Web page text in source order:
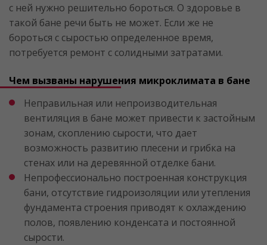
с ней нужно решительно бороться. О здоровье в
такой бане речи быть не может. Если же не
бороться с сыростью определенное время,
потребуется ремонт с солидными затратами.
Чем вызваны нарушения микроклимата в бане
Неправильная или непроизводительная
вентиляция в бане может привести к застойным
зонам, скоплению сырости, что дает
возможность развитию плесени и грибка на
стенах или на деревянной отделке бани.
Непрофессионально построенная конструкция
бани, отсутствие гидроизоляции или утепления
фундамента строения приводят к охлаждению
полов, появлению конденсата и постоянной
сырости.